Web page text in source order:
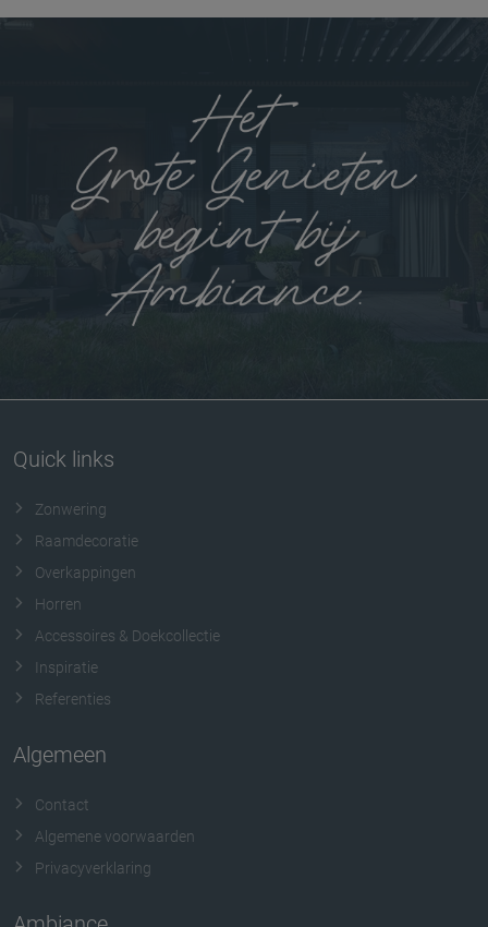
Quick links
Zonwering
Raamdecoratie
Overkappingen
Horren
Accessoires & Doekcollectie
Inspiratie
Referenties
Algemeen
Contact
Algemene voorwaarden
Privacyverklaring